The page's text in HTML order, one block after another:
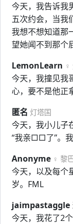
今天，我告诉我
五次约会，当我
我想不想知道那
望她闻不到那个
LemonLearn ♀
今天，我撞见我
心，要不是他
匿名 灯塔国
今天，我小儿子
“我亲□□了”。
Anonyme ♀ 黎
今天，以及每个
岁。FML
jaimpastaggle
今天，我花了2